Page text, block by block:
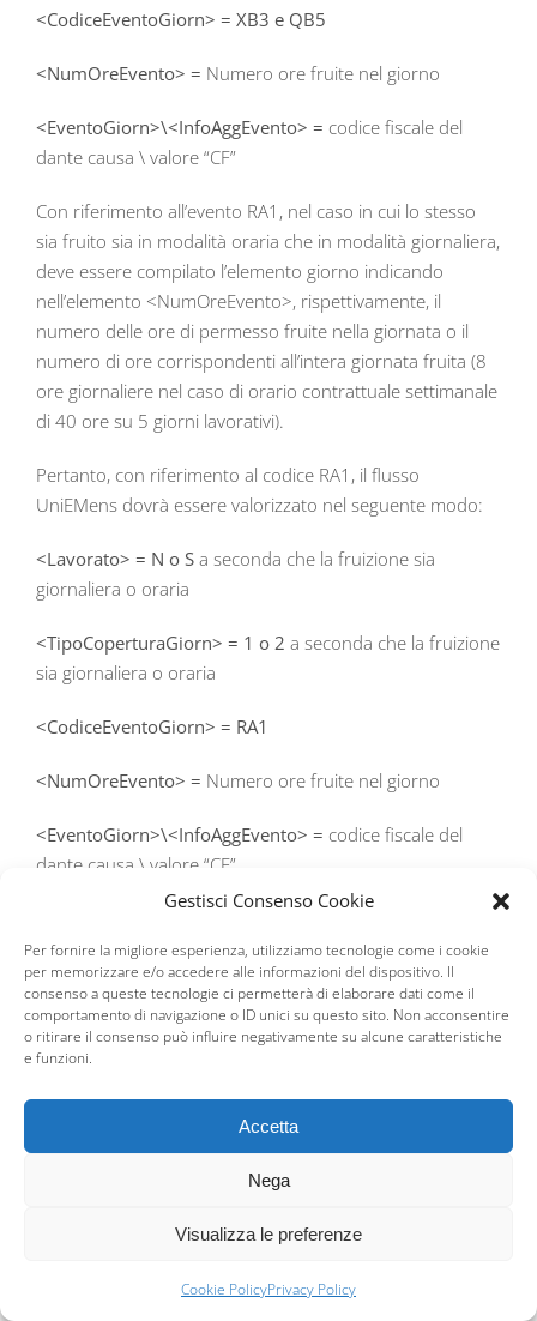
Gestisci Consenso Cookie
Per fornire la migliore esperienza, utilizziamo tecnologie come i cookie
per memorizzare e/o accedere alle informazioni del dispositivo. Il
consenso a queste tecnologie ci permetterà di elaborare dati come il
comportamento di navigazione o ID unici su questo sito. Non acconsentire
o ritirare il consenso può influire negativamente su alcune caratteristiche
e funzioni.
Accetta
Nega
Visualizza le preferenze
Cookie PolicyPrivacy Policy
<CodiceEventoGiorn> = XB3 e QB5
<NumOreEvento> = Numero ore fruite nel giorno
<EventoGiorn>\<InfoAggEvento> = codice fiscale del
dante causa \ valore “CF”
Con riferimento all’evento RA1, nel caso in cui lo stesso
sia fruito sia in modalità oraria che in modalità giornaliera,
deve essere compilato l’elemento giorno indicando
nell’elemento <NumOreEvento>, rispettivamente, il
numero delle ore di permesso fruite nella giornata o il
numero di ore corrispondenti all’intera giornata fruita (8
ore giornaliere nel caso di orario contrattuale settimanale
di 40 ore su 5 giorni lavorativi).
Pertanto, con riferimento al codice RA1, il flusso
UniEMens dovrà essere valorizzato nel seguente modo:
<Lavorato> = N o S a seconda che la fruizione sia
giornaliera o oraria
<TipoCoperturaGiorn> = 1 o 2 a seconda che la fruizione
sia giornaliera o oraria
<CodiceEventoGiorn> = RA1
<NumOreEvento> = Numero ore fruite nel giorno
<EventoGiorn>\<InfoAggEvento> = codice fiscale del
dante causa \ valore “CF”
nuovi codici evento deve essere valorizzato l’elemento a
valenza contributiva <InfoAggcausaliContrib. Nel dettaglio
dovranno essere indicati i seguenti elementi:
<CodiceCausale>
<IdentMotivoUtilizzoCausale>= codice fiscale del dante